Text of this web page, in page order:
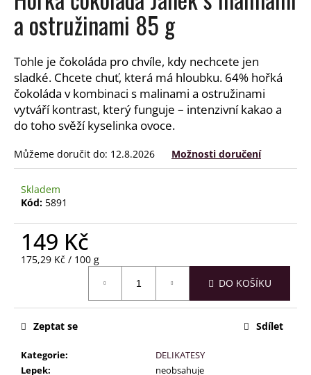
a ostružinami 85 g
Tohle je čokoláda pro chvíle, kdy nechcete jen
sladké. Chcete chuť, která má hloubku. 64% hořká
čokoláda v kombinaci s malinami a ostružinami
vytváří kontrast, který funguje – intenzivní kakao a
do toho svěží kyselinka ovoce.
Můžeme doručit do: 12.8.2026 Možnosti doručení
Skladem
Kód: 5891
149 Kč
Měrná
175,29 Kč / 100 g
DO KOŠÍKU
Kategorie:
DELIKATESY
Lepek: neobsahuje
Zeptat se Sdílet
a
j
í
t
?
HLEDAT
D
č